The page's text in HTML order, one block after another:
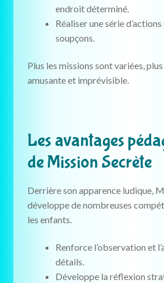
endroit déterminé.
Réaliser une série
soupçons.
Plus les missions sont variées,
amusante et imprévisible.
Les avantages
de Mission Secrète
Derrière son apparence ludique,
développe de nombreuses
les enfants.
Renforce l’observation et
détails.
Développe la réflexion